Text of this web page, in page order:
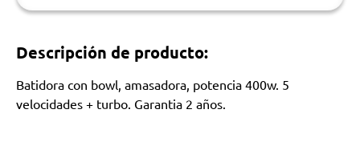
Descripción de producto:
Batidora con bowl, amasadora, potencia 400w. 5
velocidades + turbo. Garantia 2 años.